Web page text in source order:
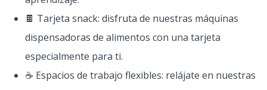
🍫 Tarjeta snack: disfruta de nuestras máquinas
dispensadoras de alimentos con una tarjeta
especialmente para ti.
☕ Espacios de trabajo flexibles: relájate en nuestras